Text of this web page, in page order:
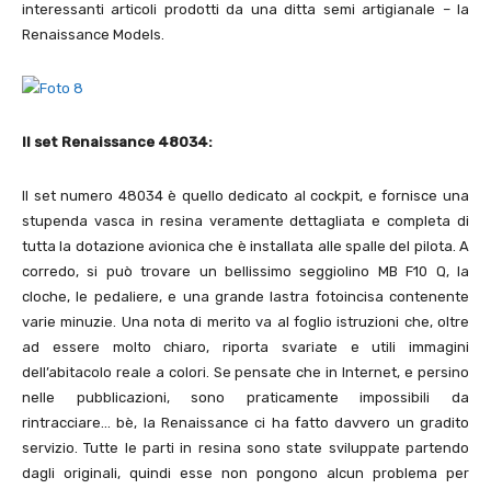
interessanti articoli prodotti da una ditta semi artigianale – la
Renaissance Models.
Il set Renaissance 48034:
Il set numero 48034 è quello dedicato al cockpit, e fornisce una
stupenda vasca in resina veramente dettagliata e completa di
tutta la dotazione avionica che è installata alle spalle del pilota. A
corredo, si può trovare un bellissimo seggiolino MB F10 Q, la
cloche, le pedaliere, e una grande lastra fotoincisa contenente
varie minuzie. Una nota di merito va al foglio istruzioni che, oltre
ad essere molto chiaro, riporta svariate e utili immagini
dell’abitacolo reale a colori. Se pensate che in Internet, e persino
nelle pubblicazioni, sono praticamente impossibili da
rintracciare… bè, la Renaissance ci ha fatto davvero un gradito
servizio. Tutte le parti in resina sono state sviluppate partendo
dagli originali, quindi esse non pongono alcun problema per